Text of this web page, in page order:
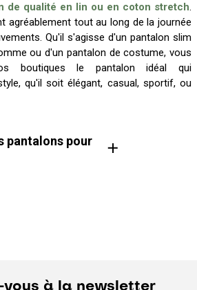
de qualité en lin ou en coton stretch.
agréablement tout au long de la journée
Qu'il s'agisse d'un pantalon slim
ou d'un pantalon de costume, vous
boutiques le pantalon idéal qui
qu'il soit élégant, casual, sportif, ou
pantalons pour